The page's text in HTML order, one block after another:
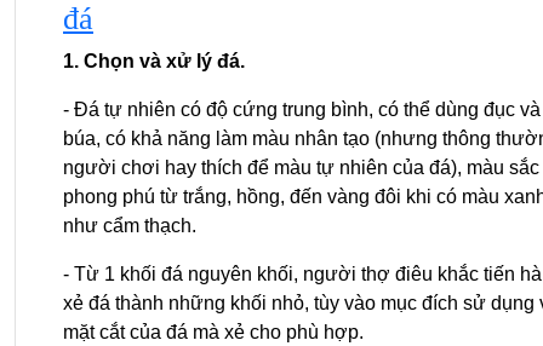
đá
1. Chọn và xử lý đá.
- Đá tự nhiên có độ cứng trung bình, có thể dùng đục và
búa, có khả năng làm màu nhân tạo (nhưng thông
người chơi hay thích để màu tự nhiên của đá), màu sắc
phong phú từ trắng, hồng, đến vàng đôi khi có màu
như cẩm thạch.
- Từ 1 khối đá nguyên khối, người thợ điêu khắc tiến
xẻ đá thành những khối nhỏ, tùy vào mục đích sử dụng
mặt cắt của đá mà xẻ cho phù hợp.